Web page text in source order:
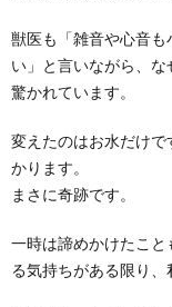
獣医も「雑音や心音
い」と言いながら、
驚かれています。
変えたのはお水だけ
かります。
まさに奇跡です。
一時は諦めかけたこ
る気持ちがある限り、